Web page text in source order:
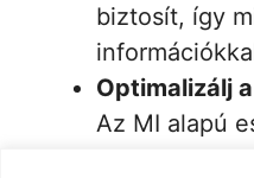
biztosít, így
Optimalizálj
Az MI alapú